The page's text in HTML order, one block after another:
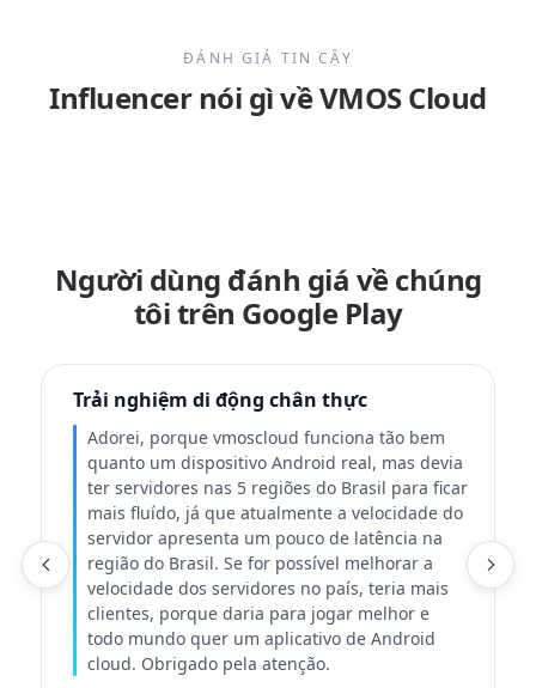
ĐÁNH GIÁ TIN CẬY
Influencer nói gì về VMOS Cloud
Người dùng đánh giá về chúng
tôi trên Google Play
Trải nghiệm di động chân thực
Adorei, porque vmoscloud funciona tão bem
quanto um dispositivo Android real, mas devia
ter servidores nas 5 regiões do Brasil para ficar
mais fluído, já que atualmente a velocidade do
servidor apresenta um pouco de latência na
região do Brasil. Se for possível melhorar a
velocidade dos servidores no país, teria mais
clientes, porque daria para jogar melhor e
todo mundo quer um aplicativo de Android
cloud. Obrigado pela atenção.